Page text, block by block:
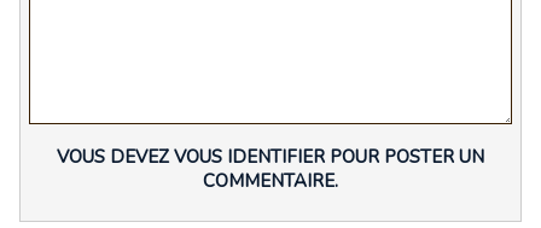
VOUS DEVEZ VOUS IDENTIFIER POUR POSTER UN
COMMENTAIRE.